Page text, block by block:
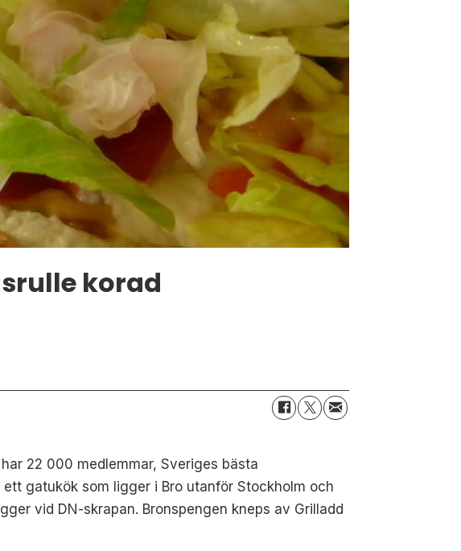
korad
22 000 medlemmar, Sveriges bästa
gatukök som ligger i Bro utanför Stockholm och
vid DN-skrapan. Bronspengen kneps av Grilladd